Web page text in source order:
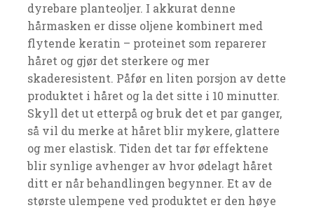
dyrebare planteoljer. I akkurat denne
hårmasken er disse oljene kombinert med
flytende keratin – proteinet som reparerer
håret og gjør det sterkere og mer
skaderesistent. Påfør en liten porsjon av dette
produktet i håret og la det sitte i 10 minutter.
Skyll det ut etterpå og bruk det et par ganger,
så vil du merke at håret blir mykere, glattere
og mer elastisk. Tiden det tar før effektene
blir synlige avhenger av hvor ødelagt håret
ditt er når behandlingen begynner. Et av de
største ulempene ved produktet er den høye